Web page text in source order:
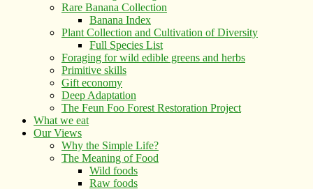
Rare Banana Collection
Banana Index
Plant Collection and Cultivation of Diversity
Full Species List
Foraging for wild edible greens and herbs
Primitive skills
Gift economy
Deep Adaptation
The Feun Foo Forest Restoration Project
What we eat
Our Views
Why the Simple Life?
The Meaning of Food
Wild foods
Raw foods